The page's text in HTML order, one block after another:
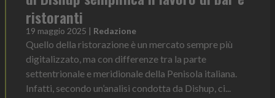
ristoranti
19 maggio 2025 | Redazione
Quello della ristorazione è un mercato sempre più
digitalizzato, ma con differenze tra la parte
settentrionale e meridionale della Penisola italiana.
Infatti, secondo un’analisi condotta da Dishup, ci...